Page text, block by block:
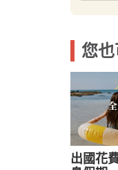
您
出國花